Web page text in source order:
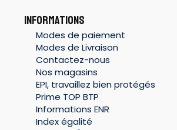
INFORMATIONS
Modes de paiement
Modes de Livraison
Contactez-nous
Nos magasins
EPI, travaillez bien protégés
Prime TOP BTP
Informations ENR
Index égalité